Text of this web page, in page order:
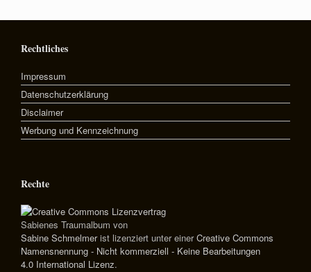
Rechtliches
Impressum
Datenschutzerklärung
Disclaimer
Werbung und Kennzeichnung
Rechte
Sabienes Traumalbum von
Sabine Schmelmerist lizenziert unter einerCreative Commons
Namensnennung - Nicht kommerziell - Keine Bearbeitungen
4.0 International Lizenz.